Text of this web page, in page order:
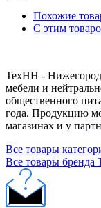
Похожие
С этим
ТехНН -
мебели и
общественного
года. Продукцию
магазинах и у
Все товары
Все товары бренда